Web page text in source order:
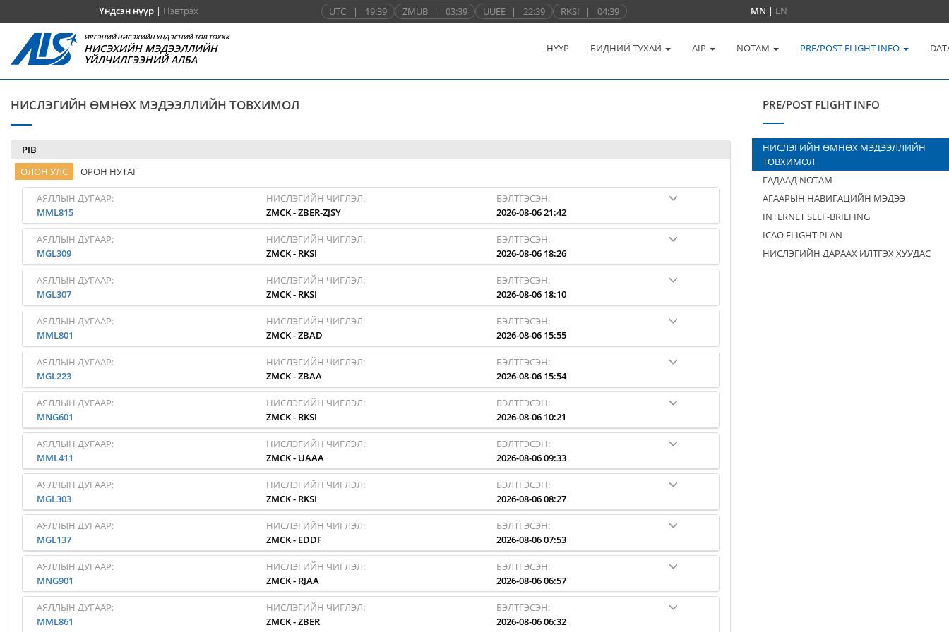
Үндсэн нүүр| Нэвтрэх UTC | 19:39 ZMUB | 03:39 UUEE | 22:39 RKSI | 04:39 MN | EN
ИРГЭНИЙ НИСЭХИЙН ҮНДЭСНИЙ ТӨВ ТӨХХК
НИСЭХИЙН МЭДЭЭЛЛИЙН
ҮЙЛЧИЛГЭЭНИЙ АЛБА
НҮҮР БИДНИЙ ТУХАЙ AIP NOTAM PRE/POST FLIGHT INFO
НИСЛЭГИЙН ӨМНӨХ МЭДЭЭЛЛИЙН ТОВХИМОЛ
PIB
ОЛОН УЛС
ОРОН НУТАГ
АЯЛЛЫН ДУГААР:
MML815
НИСЛЭГИЙН ЧИГЛЭЛ:
ZMCK-ZBER-ZJSY
БЭЛТГЭСЭН:
2026-08-06 21:42
АЯЛЛЫН ДУГААР:
MGL309
НИСЛЭГИЙН ЧИГЛЭЛ:
ZMCK- RKSI
БЭЛТГЭСЭН:
2026-08-06 18:26
АЯЛЛЫН ДУГААР:
MGL307
НИСЛЭГИЙН ЧИГЛЭЛ:
ZMCK- RKSI
БЭЛТГЭСЭН:
2026-08-06 18:10
АЯЛЛЫН ДУГААР:
MML801
НИСЛЭГИЙН ЧИГЛЭЛ:
ZMCK-ZBAD
БЭЛТГЭСЭН:
2026-08-06 15:55
АЯЛЛЫН ДУГААР:
MGL223
НИСЛЭГИЙН ЧИГЛЭЛ:
ZMCK-ZBAA
БЭЛТГЭСЭН:
2026-08-06 15:54
АЯЛЛЫН ДУГААР:
MNG601
НИСЛЭГИЙН ЧИГЛЭЛ:
ZMCK- RKSI
БЭЛТГЭСЭН:
2026-08-06 10:21
АЯЛЛЫН ДУГААР:
MML411
НИСЛЭГИЙН ЧИГЛЭЛ:
ZMCK- UAAA
БЭЛТГЭСЭН:
2026-08-06 09:33
АЯЛЛЫН ДУГААР:
MGL303
НИСЛЭГИЙН ЧИГЛЭЛ:
ZMCK- RKSI
БЭЛТГЭСЭН:
2026-08-06 08:27
АЯЛЛЫН ДУГААР:
MGL137
НИСЛЭГИЙН ЧИГЛЭЛ:
ZMCK- EDDF
БЭЛТГЭСЭН:
2026-08-06 07:53
АЯЛЛЫН ДУГААР:
MNG901
НИСЛЭГИЙН ЧИГЛЭЛ:
ZMCK- RJAA
БЭЛТГЭСЭН:
2026-08-06 06:57
АЯЛЛЫН ДУГААР:
MML861
НИСЛЭГИЙН ЧИГЛЭЛ:
ZMCK-ZBER
БЭЛТГЭСЭН:
2026-08-06 06:32
PRE/POST FLIGHT INFO
НИСЛЭГИЙН ӨМНӨХ МЭДЭЭЛЛИЙН
ТОВХИМОЛ
ГАДААД NOTAM
АГААРЫН НАВИГАЦИЙН МЭДЭЭ
INTERNET SELF-BRIEFING
ICAO FLIGHT PLAN
НИСЛЭГИЙН ДАРААХ ИЛТГЭХ ХУУДАС